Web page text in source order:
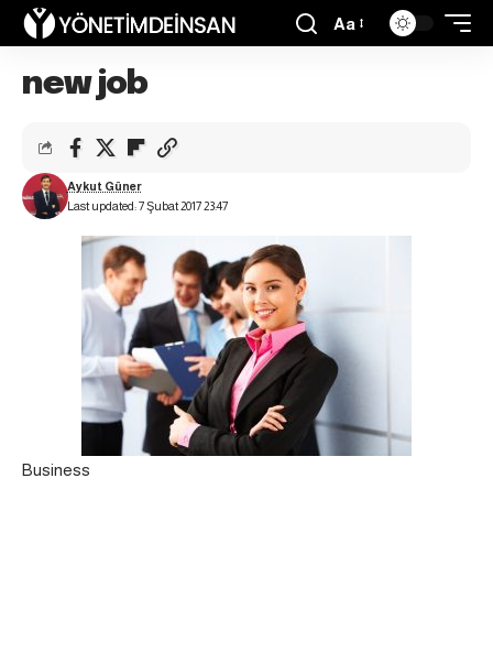
Aa
new job
Last updated: 7 Şubat 2017 23:47
Aykut Güner
Business